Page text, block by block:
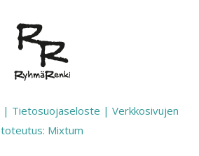
| Tietosuojaseloste | Verkkosivujen
toteutus: Mixtum